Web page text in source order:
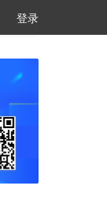
登录